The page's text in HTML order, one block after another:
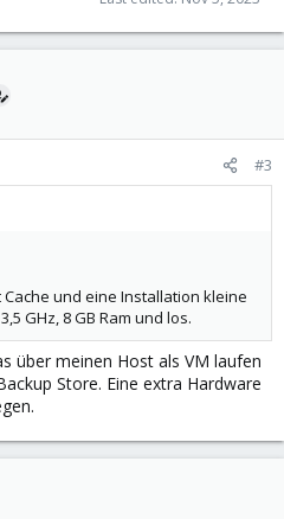
#3
Cache und eine Installation kleine
GHz, 8 GB Ram und los.
über meinen Host als VM laufen
Store. Eine extra Hardware